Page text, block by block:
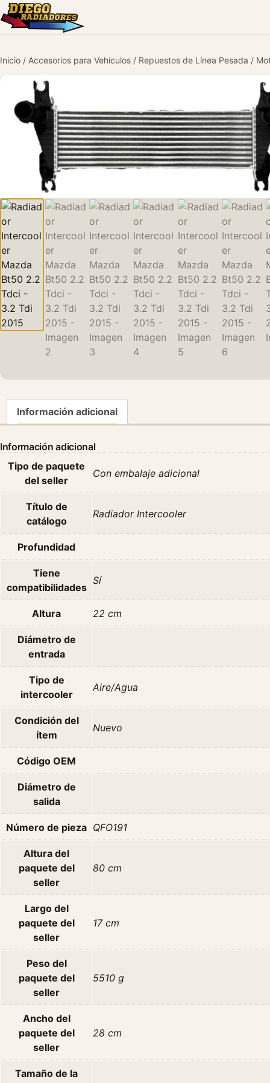
Inicio / Accesorios para Vehículos / Repuestos de Línea Pesada /
Información adicional
Información adicional
Tipo de paquete
del seller
Con embalaje adicional
Título de
catálogo
Radiador Intercooler
Profundidad
Tiene
compatibilidades
Sí
Altura 22 cm
Diámetro de
entrada
Tipo de
intercooler
Aire/Agua
Condición del
ítem
Nuevo
Código OEM
Diámetro de
salida
Número de pieza QFO191
Altura del
paquete del
seller
80 cm
Largo del
paquete del
seller
17 cm
Peso del
paquete del
seller
5510 g
Ancho del
paquete del
seller
28 cm
Tamaño de la